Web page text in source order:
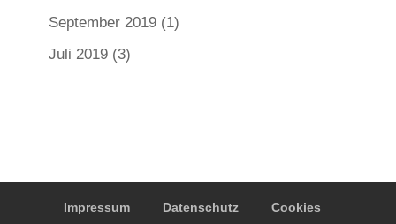
September 2019(1)
Juli 2019(3)
Impressum Datenschutz Cookies